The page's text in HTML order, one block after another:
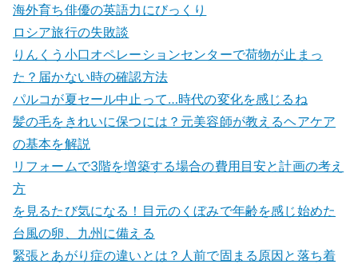
海外育ち俳優の英語力にびっくり
ロシア旅行の失敗談
りんくう小口オペレーションセンターで荷物が止まっ
た？届かない時の確認方法
パルコが夏セール中止って…時代の変化を感じるね
髪の毛をきれいに保つには？元美容師が教えるヘアケア
の基本を解説
リフォームで3階を増築する場合の費用目安と計画の考え
方
を見るたび気になる！目元のくぼみで年齢を感じ始めた
台風の卵、九州に備える
緊張とあがり症の違いとは？人前で固まる原因と落ち着